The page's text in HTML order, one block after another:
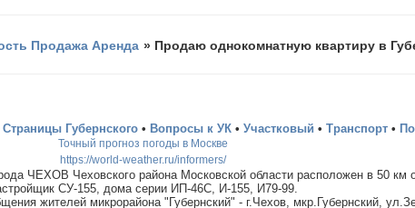
Продажа Аренда » Продаю однокомнатную квартиру в
Страницы Губернского • Вопросы к УК • Участковый • Транспорт •
Точный прогноз погоды в Москве
https://world-weather.ru/informers/
ЧЕХОВ Чеховского района Московской области расположен в 50 км
СУ-155, дома серии ИП-46С, И-155, И79-99.
жителей микрорайона "Губернский" - г.Чехов, мкр.Губернский,